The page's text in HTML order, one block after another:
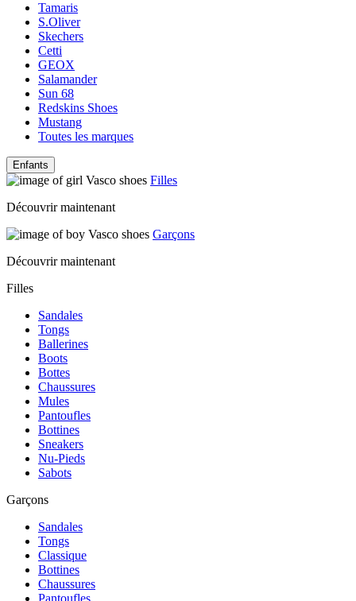
Tamaris
S.Oliver
Skechers
Cetti
GEOX
Salamander
Sun 68
Redskins Shoes
Mustang
Toutes les marques
Enfants
Filles
Découvrir maintenant
Garçons
Découvrir maintenant
Filles
Sandales
Tongs
Ballerines
Boots
Bottes
Chaussures
Mules
Pantoufles
Bottines
Sneakers
Nu-Pieds
Sabots
Garçons
Sandales
Tongs
Classique
Bottines
Chaussures
Pantoufles